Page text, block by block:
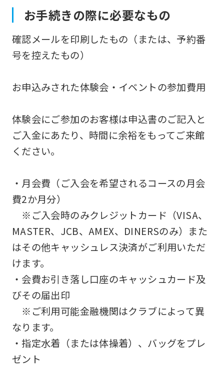
お手続きの際に必要なもの
確認メールを印刷したもの（または、予約番
号を控えたもの）
お申込みされた体験会・イベントの参加費用
体験会にご参加のお客様は申込書のご記入と
ご入金にあたり、時間に余裕をもってご来館
ください。
・月会費（ご入会を希望されるコースの月会
費2か月分）
※ご入会時のみクレジットカード（VISA、
MASTER、JCB、AMEX、DINERSのみ）また
はその他キャッシュレス決済がご利用いただ
けます。
・会費お引き落し口座のキャッシュカード及
びその届出印
※ご利用可能金融機関はクラブによって異
なります。
・指定水着（または体操着）、バッグをプレ
ゼント